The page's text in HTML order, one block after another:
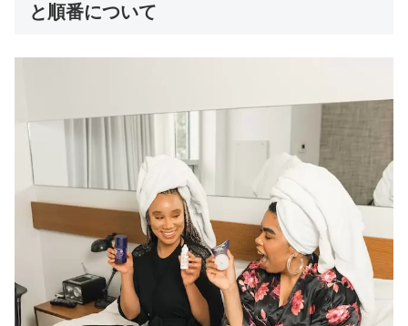
と順番について